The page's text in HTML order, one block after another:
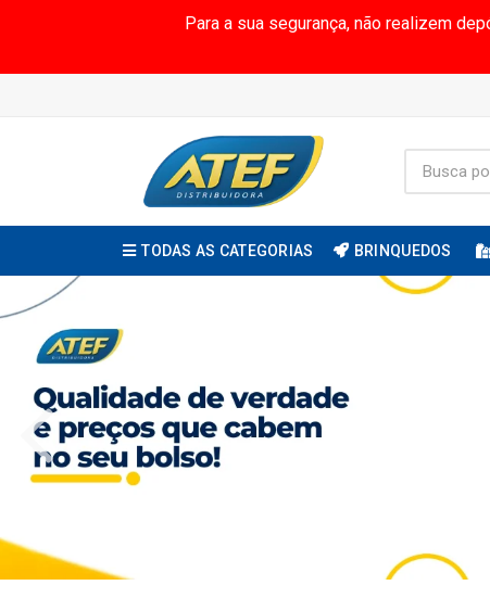
Para a sua segurança, não realizem
TODAS AS CATEGORIAS BRINQUEDOS